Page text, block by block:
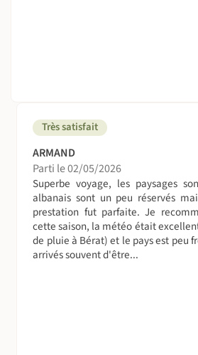
Très satisfait
ARMAND
Parti le 02/05/2026
Superbe voyage, les paysages
albanais sont un peu réservés
prestation fut parfaite. Je
cette saison, la météo était
de pluie à Bérat) et le pays est peu
arrivés souvent d'être...